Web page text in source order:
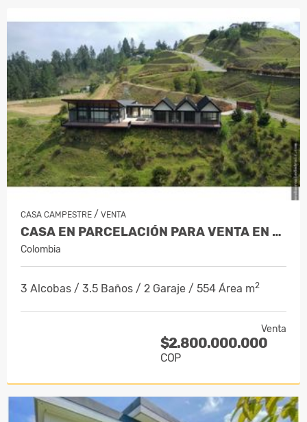
CASA CAMPESTRE / VENTA
CASA EN PARCELACIÓN PARA VENTA EN EL…
Colombia
3 Alcobas / 3.5 Baños / 2 Garaje / 554 Área m2
Venta
$2.800.000.000
COP